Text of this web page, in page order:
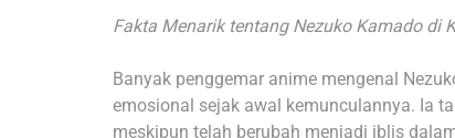
Fakta Menarik tentang Nezuko Kamado di
Banyak penggemar anime mengenal
emosional sejak awal kemunculannya. Ia
meskipun telah berubah menjadi iblis